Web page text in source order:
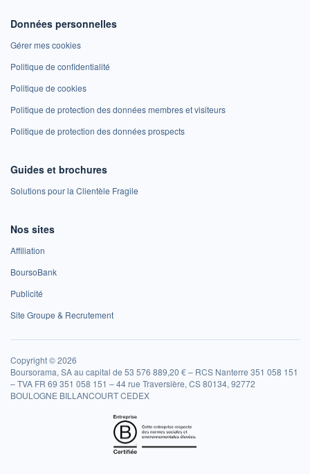
Données personnelles
Gérer mes cookies
Politique de confidentialité
Politique de cookies
Politique de protection des données membres et visiteurs
Politique de protection des données prospects
Guides et brochures
Solutions pour la Clientèle Fragile
Nos sites
Affiliation
BoursoBank
Publicité
Site Groupe & Recrutement
Copyright © 2026
Boursorama, SA au capital de 53 576 889,20 € – RCS Nanterre 351 058 151
– TVA FR 69 351 058 151 – 44 rue Traversière, CS 80134, 92772
BOULOGNE BILLANCOURT CEDEX